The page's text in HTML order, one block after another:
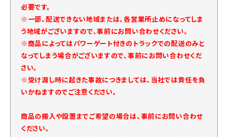
必要です。
※一部、配送できない地域または、各営業所止めになってしま
う地域がございますので、事前にお問い合わせください。
※商品によってはパワーゲート付きのトラックでの配送のみと
なってしまう場合がございますので、事前にお問い合わせくだ
さい。
※受け渡し時に起きた事故につきましては、当社では責任を負
いかねますのでご注意ください。
商品の搬入や設置までご希望の場合は、事前にお問い合わせ
ください。